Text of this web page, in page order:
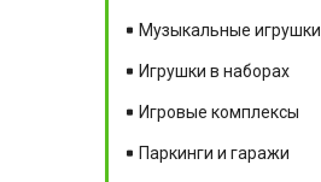
Музыкальные игрушки
Игрушки в наборах
Игровые комплексы
Паркинги и гаражи